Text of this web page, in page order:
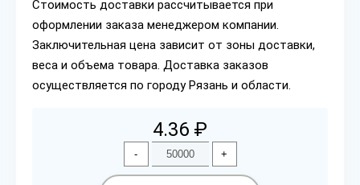
Стоимость доставки рассчитывается при
оформлении заказа менеджером компании.
Заключительная цена зависит от зоны доставки,
веса и объема товара. Доставка заказов
осуществляется по городу Рязань и области.
4.36 ₽
- +